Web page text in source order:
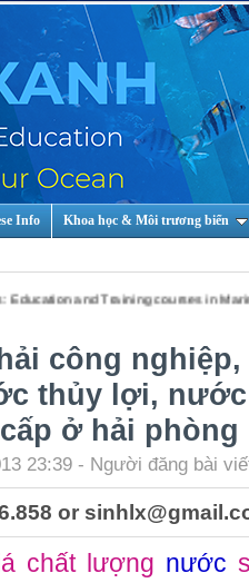
Info Khoa học & Môi trương biển
Training courses in Marine Scientist
công nghiệp,
thủy lợi, nước
ở hải phòng
23:39 - Người đăng bài
or
chất lượng nước